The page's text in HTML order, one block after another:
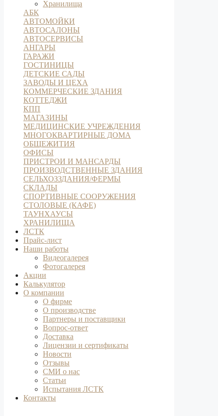
Хранилища
АБК
АВТОМОЙКИ
АВТОСАЛОНЫ
АВТОСЕРВИСЫ
АНГАРЫ
ГАРАЖИ
ГОСТИНИЦЫ
ДЕТСКИЕ САДЫ
ЗАВОДЫ И ЦЕХА
КОММЕРЧЕСКИЕ ЗДАНИЯ
КОТТЕДЖИ
КПП
МАГАЗИНЫ
МЕДИЦИНСКИЕ УЧРЕЖДЕНИЯ
МНОГОКВАРТИРНЫЕ ДОМА
ОБЩЕЖИТИЯ
ОФИСЫ
ПРИСТРОИ И МАНСАРДЫ
ПРОИЗВОДСТВЕННЫЕ ЗДАНИЯ
СЕЛЬХОЗЗДАНИЯ/ФЕРМЫ
СКЛАДЫ
СПОРТИВНЫЕ СООРУЖЕНИЯ
СТОЛОВЫЕ (КАФЕ)
ТАУНХАУСЫ
ХРАНИЛИЩА
ЛСТК
Прайс-лист
Наши работы
Видеогалерея
Фотогалерея
Акции
Калькулятор
О компании
О фирме
О производстве
Партнеры и поставщики
Вопрос-ответ
Доставка
Лицензии и сертификаты
Новости
Отзывы
СМИ о нас
Статьи
Испытания ЛСТК
Контакты